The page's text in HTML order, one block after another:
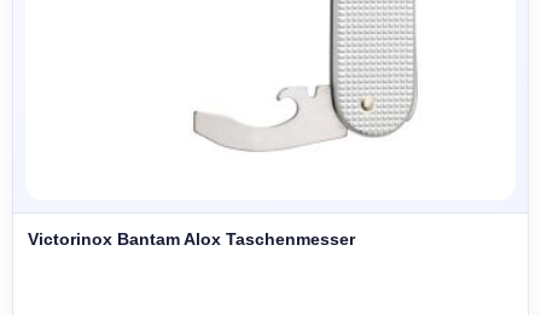
Victorinox Bantam Alox Taschenmesser